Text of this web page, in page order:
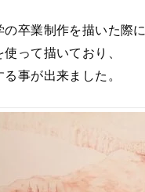
の卒業制作を描いた際に
って描いており、
事が出来ました。